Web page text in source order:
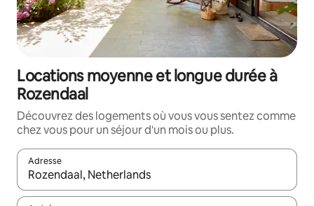
Locations moyenne et longue durée à
Rozendaal
Découvrez des logements où vous vous sentez comme
chez vous pour un séjour d'un mois ou plus.
Adresse
Lorsque les résultats s'affichent, utilisez les flèches vers le